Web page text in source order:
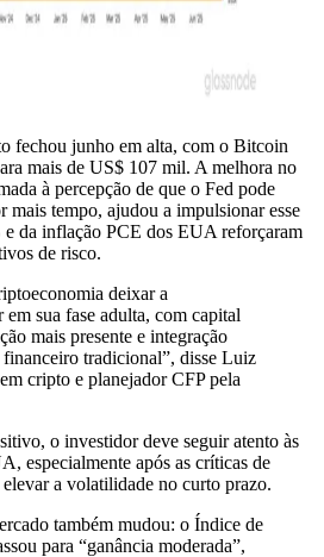
fechou junho em alta, com o Bitcoin
mais de US$ 107 mil. A melhora no
à percepção de que o Fed pode
mais tempo, ajudou a impulsionar esse
da inflação PCE dos EUA reforçaram
de risco.
deixar a
em sua fase adulta, com capital
mais presente e integração
financeiro tradicional”, disse Luiz
cripto e planejador CFP pela
o investidor deve seguir atento às
especialmente após as críticas de
a volatilidade no curto prazo.
também mudou: o Índice de
para “ganância moderada”,